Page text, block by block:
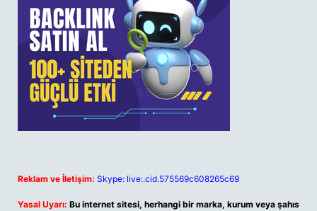
Reklam ve İletişim: Skype: live:.cid.575569c608265c69
Yasal Uyarı: Bu internet sitesi, herhangi bir marka, kurum veya şahıs